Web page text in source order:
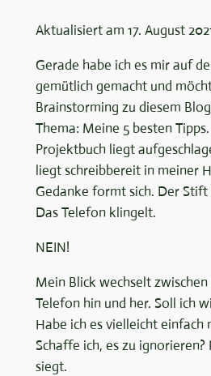
Aktualisiert am 17. August
Gerade habe ich es mir auf
gemütlich gemacht und
Brainstorming zu diesem
Thema: Meine 5 besten
Projektbuch liegt
liegt schreibbereit in meiner
Gedanke formt sich. Der Stift
Das Telefon klingelt.
NEIN!
Mein Blick wechselt
Telefon hin und her. Soll ich
Habe ich es vielleicht einfach
Schaffe ich, es zu
siegt.